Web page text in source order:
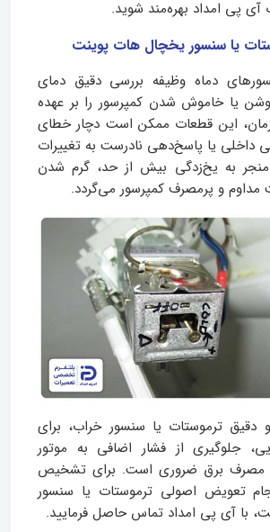
پی امداد بهره‌مند شوید.
دماه وظیفه بررسی دقیق دمای
یا خاموش شدن کمپرسور را بر عهده
این قطعات ممکن است دچار خطای
داخلی یا پاسخ‌دهی نادرست به تغییرات
به یخ‌زدگی بیش از حد، گرم شدن
مداوم و پرمصرف کمپرسور می‌گردد.
دقیق ترموستات یا سنسور خراب، برای
جلوگیری از فشار اضافی به موتور
برق ضروری است. برای تشخیص
تعویض اصولی ترموستات یا سنسور
با آی پی امداد تماس حاصل فرمایید.